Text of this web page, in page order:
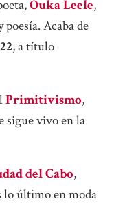
Ouka Leele,
Acaba de
, a título
Primitivismo,
sigue vivo en la
del Cabo,
lo último en moda